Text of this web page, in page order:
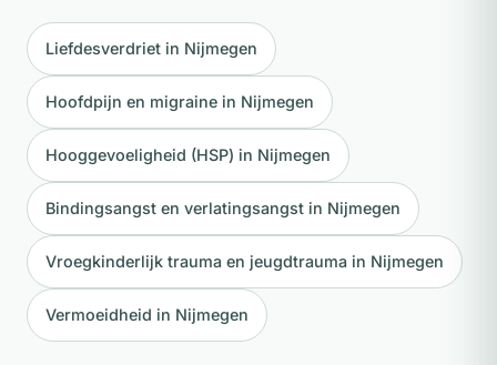
Liefdesverdriet in Nijmegen
Hoofdpijn en migraine in Nijmegen
Hooggevoeligheid (HSP) in Nijmegen
Bindingsangst en verlatingsangst in Nijmegen
Vroegkinderlijk trauma en jeugdtrauma in Nijmegen
Vermoeidheid in Nijmegen